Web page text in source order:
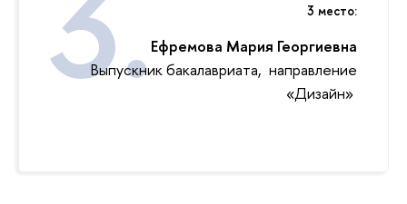
3 место:
Ефремова Мария Георгиевна
Выпускник бакалавриата, направление
«Дизайн»‎